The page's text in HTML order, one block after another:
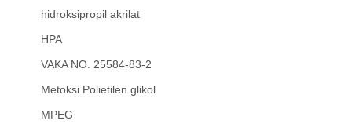
hidroksipropil akrilat
HPA
VAKA NO. 25584-83-2
Metoksi Polietilen glikol
MPEG